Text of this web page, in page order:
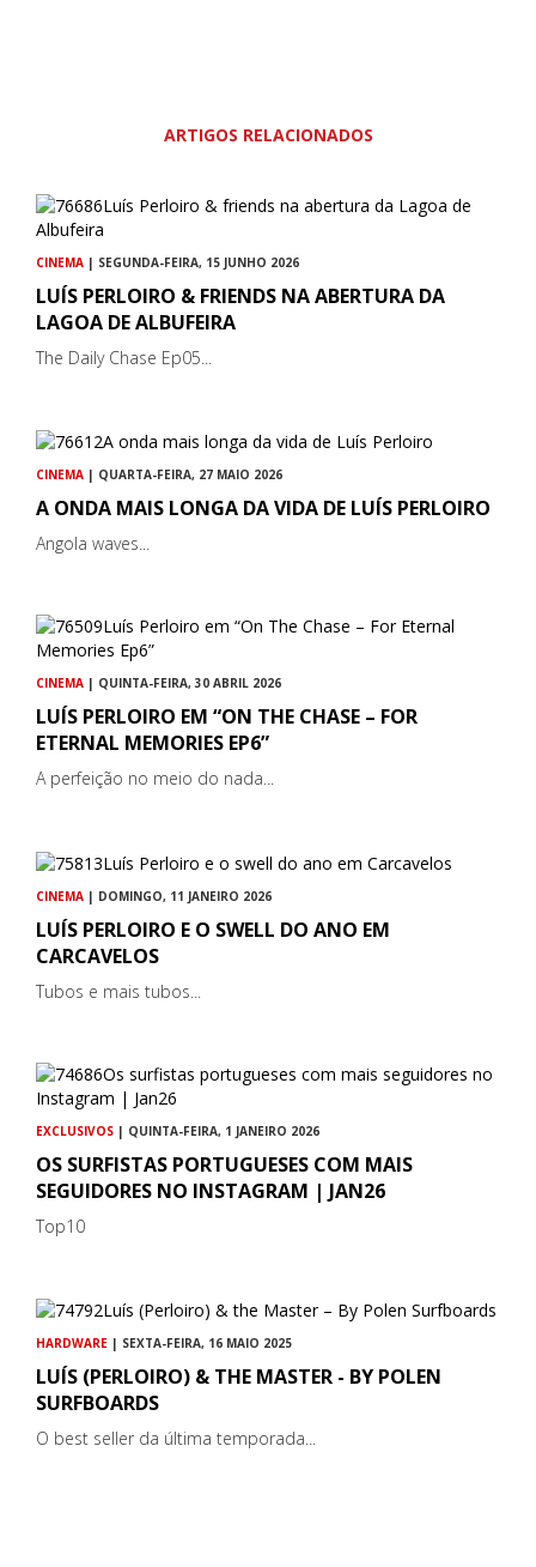
ARTIGOS RELACIONADOS
CINEMA | SEGUNDA-FEIRA, 15 JUNHO 2026
LUÍS PERLOIRO & FRIENDS NA ABERTURA DA
LAGOA DE ALBUFEIRA
The Daily Chase Ep05...
CINEMA | QUARTA-FEIRA, 27 MAIO 2026
A ONDA MAIS LONGA DA VIDA DE LUÍS PERLOIRO
Angola waves...
CINEMA | QUINTA-FEIRA, 30 ABRIL 2026
LUÍS PERLOIRO EM “ON THE CHASE – FOR
ETERNAL MEMORIES EP6”
A perfeição no meio do nada...
CINEMA | DOMINGO, 11 JANEIRO 2026
LUÍS PERLOIRO E O SWELL DO ANO EM
CARCAVELOS
Tubos e mais tubos...
EXCLUSIVOS | QUINTA-FEIRA, 1 JANEIRO 2026
OS SURFISTAS PORTUGUESES COM MAIS
SEGUIDORES NO INSTAGRAM | JAN26
Top10
HARDWARE | SEXTA-FEIRA, 16 MAIO 2025
LUÍS (PERLOIRO) & THE MASTER - BY POLEN
SURFBOARDS
O best seller da última temporada...